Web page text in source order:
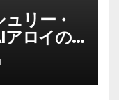
リー・
アロイの
フォー
不安を